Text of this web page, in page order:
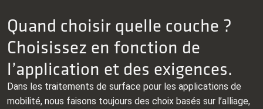
Quand choisir quelle couche ?
Choisissez en fonction de
l’application et des exigences.
Dans les traitements de surface pour les applications de
mobilité, nous faisons toujours des choix basés sur l’alliage,